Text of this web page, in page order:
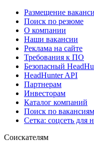
Размещение
Поиск по резюме
О компании
Наши вакансии
Реклама на сайте
Требования к ПО
Безопасный
HeadHunter API
Партнерам
Инвесторам
Каталог компаний
Поиск по
Сетка: соцсеть для
Соискателям